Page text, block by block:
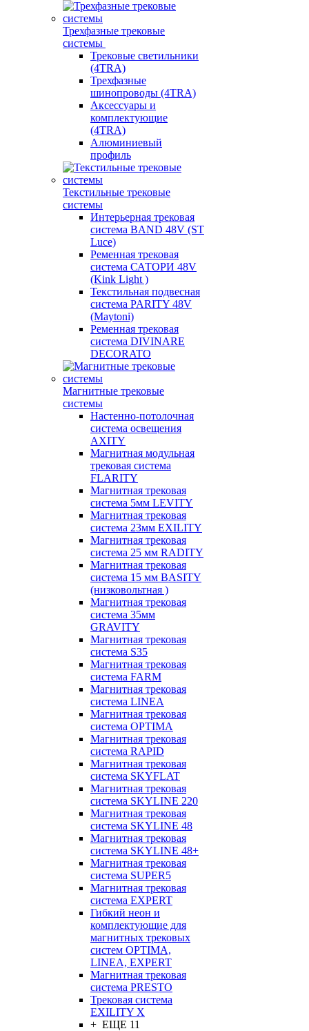
Трехфазные трековые
системы
Трековые светильники
(4TRA)
Трехфазные
шинопроводы (4TRA)
Аксессуары и
комплектующие
(4TRA)
Алюминиевый
профиль
Текстильные трековые
системы
Интерьерная трековая
система BAND 48V (ST
Luce)
Ременная трековая
система САТОРИ 48V
(Kink Light )
Текстильная подвесная
система PARITY 48V
(Maytoni)
Ременная трековая
система DIVINARE
DECORATO
Магнитные трековые
системы
Настенно-потолочная
система освещения
AXITY
Магнитная модульная
трековая система
FLARITY
Магнитная трековая
система 5мм LEVITY
Магнитная трековая
система 23мм EXILITY
Магнитная трековая
система 25 мм RADITY
Магнитная трековая
система 15 мм BASITY
(низковольтная )
Магнитная трековая
система 35мм
GRAVITY
Магнитная трековая
система S35
Магнитная трековая
система FARM
Магнитная трековая
система LINEA
Магнитная трековая
система OPTIMA
Магнитная трековая
система RAPID
Магнитная трековая
система SKYFLAT
Магнитная трековая
система SKYLINE 220
Магнитная трековая
система SKYLINE 48
Магнитная трековая
система SKYLINE 48+
Магнитная трековая
система SUPER5
Магнитная трековая
система EXPERT
Гибкий неон и
комплектующие для
магнитных трековых
систем OPTIMA,
LINEA, EXPERT
Магнитная трековая
система PRESTO
Трековая система
EXILITY X
+ ЕЩЕ 11